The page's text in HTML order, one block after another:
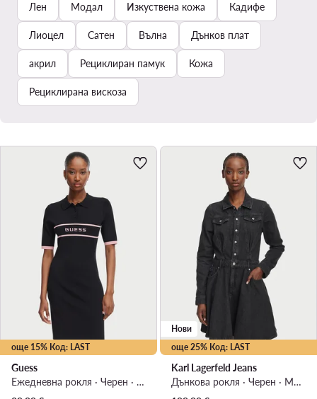
Лен Модал Изкуствена кожа Кадифе
Лиоцел Сатен Вълна Дънков плат
акрил Рециклиран памук Кожа
Рециклирана вискоза
още 15% Код: LAST
Guess
Ежедневна рокля · Черен · Мини
още 25% Код: LAST
Нови
Karl Lagerfeld Jeans
Дънкова рокля · Черен · Мини